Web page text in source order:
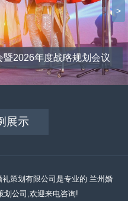
2026年度战略规划会议
>
展示
策划有限公司是专业的 兰州婚
划公司,欢迎来电咨询!